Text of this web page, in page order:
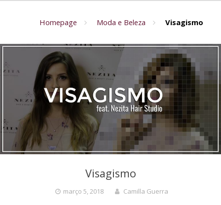
Homepage Moda e Beleza Visagismo
Visagismo
março 5, 2018 Camilla Guerra